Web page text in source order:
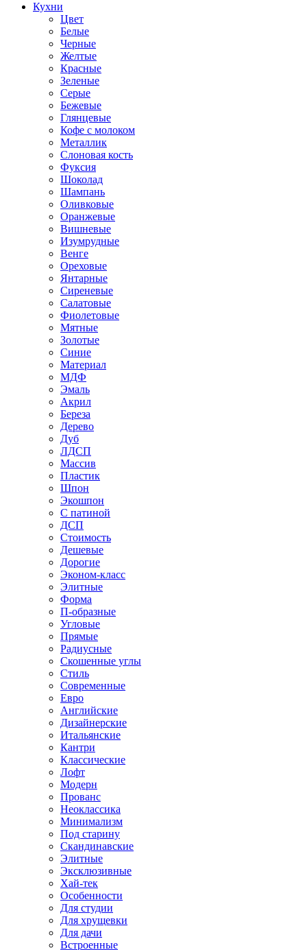
Кухни
Цвет
Белые
Черные
Желтые
Красные
Зеленые
Серые
Бежевые
Глянцевые
Кофе с молоком
Металлик
Слоновая кость
Фуксия
Шоколад
Шампань
Оливковые
Оранжевые
Вишневые
Изумрудные
Венге
Ореховые
Янтарные
Сиреневые
Салатовые
Фиолетовые
Мятные
Золотые
Синие
Материал
МДФ
Эмаль
Акрил
Береза
Дерево
Дуб
ЛДСП
Массив
Пластик
Шпон
Экошпон
С патиной
ДСП
Стоимость
Дешевые
Дорогие
Эконом-класс
Элитные
Форма
П-образные
Угловые
Прямые
Радиусные
Скошенные углы
Стиль
Современные
Евро
Английские
Дизайнерские
Итальянские
Кантри
Классические
Лофт
Модерн
Прованс
Неоклассика
Минимализм
Под старину
Скандинавские
Элитные
Эксклюзивные
Хай-тек
Особенности
Для студии
Для хрущевки
Для дачи
Встроенные